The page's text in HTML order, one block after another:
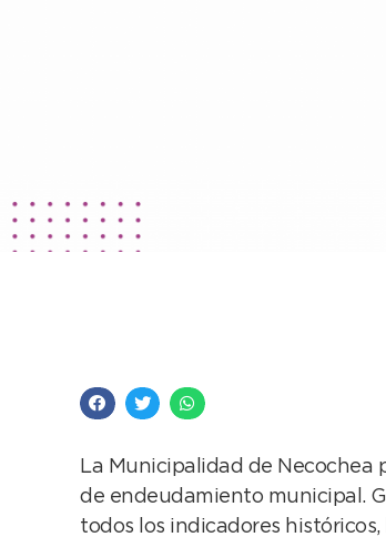
La Municipalidad de Necochea
de endeudamiento municipal.
todos los indicadores